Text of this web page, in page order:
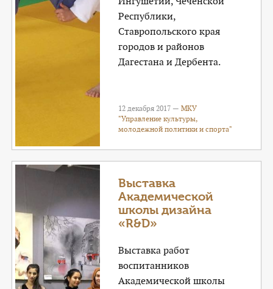
Республики,
Ставропольского края
городов и районов
Дагестана и Дербента.
12 декабря 2017 —МКУ
"Управление культуры,
молодежной политики и спорта"
Выставка
Академической
школы дизайна
«R&D»
Выставка работ
воспитанников
Академической школы